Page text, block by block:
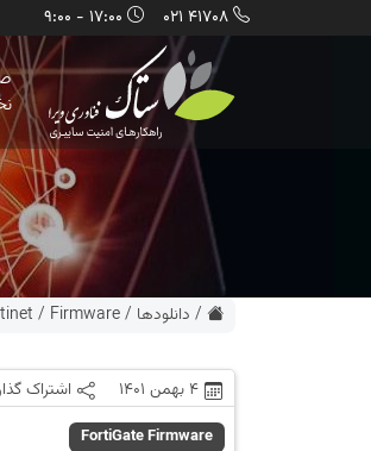
41708 021
/ دانلودها /
Firmware
/
4 بهمن 1401 اشتراک
FortiGate Firmware